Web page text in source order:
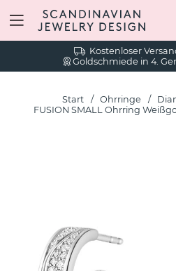
Kostenloser
Goldschmiede in 4.
Start Ohrringe
FUSION SMALL Ohrring